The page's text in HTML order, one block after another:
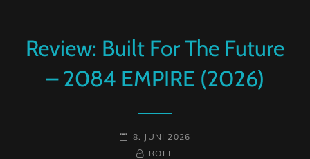
Review: Built For The Future
– 2084 EMPIRE (2026)
POSTED-
8. JUNI 2026
BY
BYLINE
ROLF